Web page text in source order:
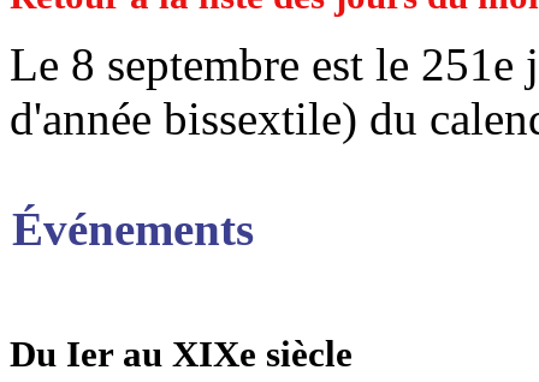
Le 8 septembre est le 251e
d'année bissextile) du
Événements
Du Ier au XIXe siècle